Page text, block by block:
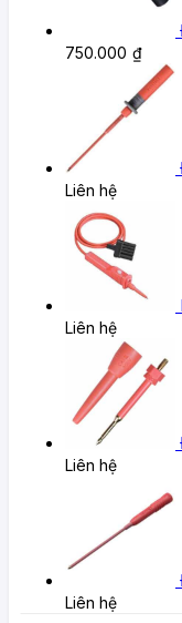
750.000 ₫
Liên hệ
Liên hệ
Liên hệ
Liên hệ